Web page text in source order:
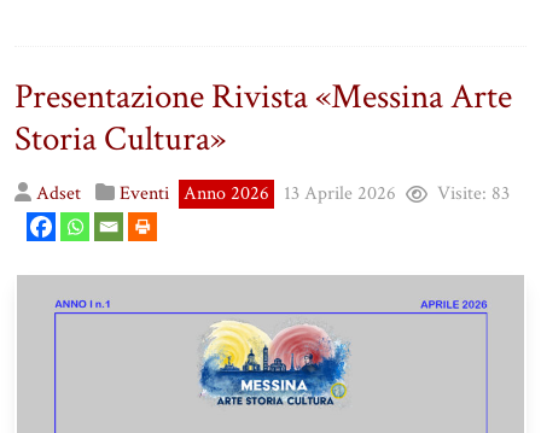
Presentazione Rivista «Messina Arte
Storia Cultura»
Adset Eventi Anno 2026 13 Aprile 2026 Visite: 83